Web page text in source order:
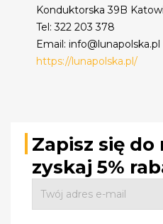
Konduktorska 39B
Tel: 322 203 378
Email: info@lunapolska.pl
https://lunapolska.pl/
Zapisz się
zyskaj 5%